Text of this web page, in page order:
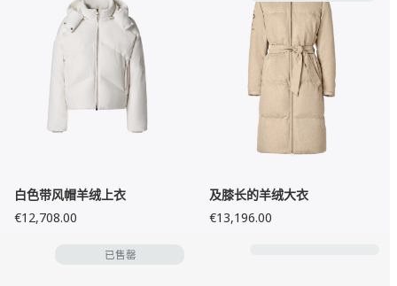
白色带风帽羊绒上衣
€12,708.00
及膝长的羊绒大衣
€13,196.00
已售罄